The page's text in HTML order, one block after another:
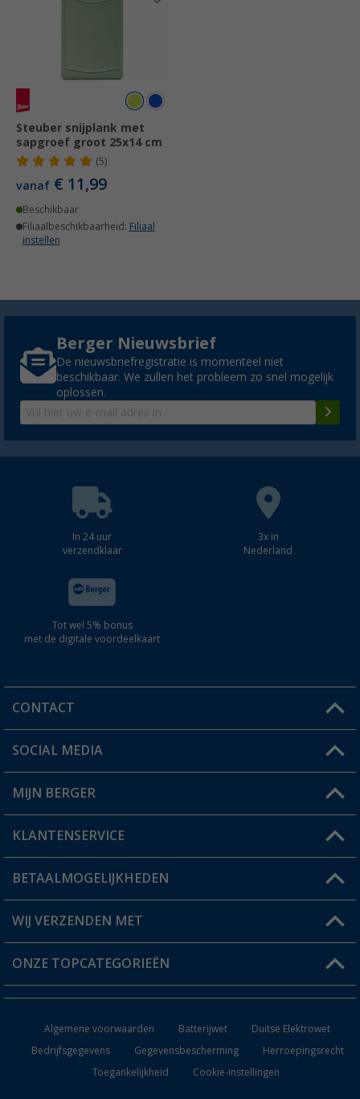
Steuber snijplank met
sapgroef groot 25x14 cm
(5)
vanaf € 11,99
Beschikbaar
Filiaalbeschikbaarheid: Filiaal
instellen
Berger Nieuwsbrief
De nieuwsbriefregistratie is momenteel niet
beschikbaar. We zullen het probleem zo snel mogelijk
oplossen.
In 24 uur
verzendklaar
3x in
Nederland
Tot wel 5% bonus
met de digitale voordeelkaart
CONTACT
Een vraag?
Winkel vinden
SOCIAL MEDIA
MIJN BERGER
Mijn account
Status bestelling
Verlanglijstje
KLANTENSERVICE
FAQ & Contact
Verzendinformatie
Catalogus
BETAALMOGELIJKHEDEN
WIJ VERZENDEN MET
ONZE TOPCATEGORIEËN
Keukenaccessoires
Campingmeubilair
Algemene voorwaarden Batterijwet
Duitse Elektrowet
Bedrijfsgegevens
Gegevensbescherming
Herroepingsrecht
Toegankelijkheid
Cookie-instellingen